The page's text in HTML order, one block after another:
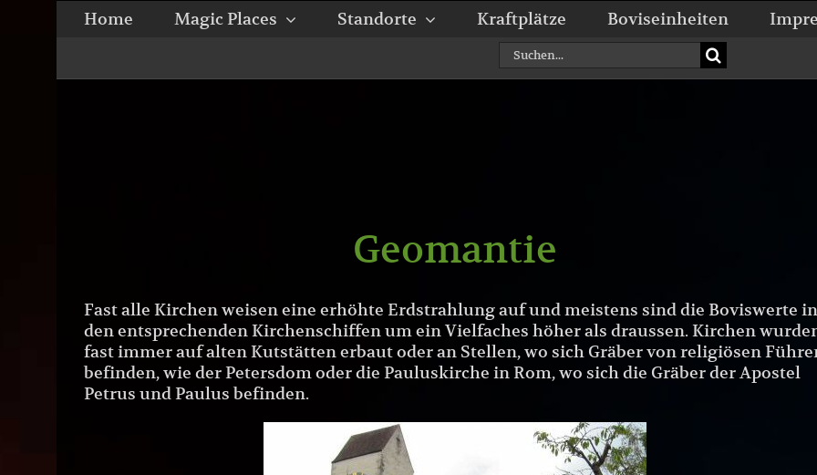
Home Magic Places Standorte Kraftplätze Boviseinheiten
Geomantie – Kirchenstandorte sind kein
Suche
nach:
Geomantie
Fast alle Kirchen weisen eine erhöhte Erdstrahlung auf und meistens sind die Boviswerte in
den entsprechenden Kirchenschiffen um ein Vielfaches höher als draussen. Kirchen
fast immer auf alten Kutstätten erbaut oder an Stellen, wo sich Gräber von religiösen
befinden, wie der Petersdom oder die Pauluskirche in Rom, wo sich die Gräber der Apostel
Petrus und Paulus befinden.